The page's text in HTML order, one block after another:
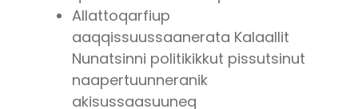
Allattoqarfiup
aaqqissuussaanerata Kalaallit
Nunatsinni politikikkut pissutsinut
naapertuunneranik
akisussaasuuneq